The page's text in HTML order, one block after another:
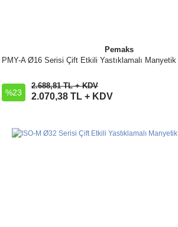
Pemaks
PMY-A Ø16 Serisi Çift Etkili Yastıklamalı
%23
2.688,81 TL + KDV
2.070,38 TL + KDV
İncele
Sepete Ekle